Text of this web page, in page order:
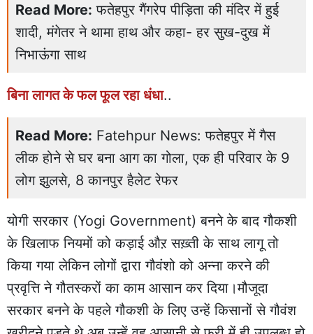
Read More: फतेहपुर गैंगरेप पीड़िता की मंदिर में हुई
शादी, मंगेतर ने थामा हाथ और कहा- हर सुख-दुख में
निभाऊंगा साथ
बिना लागत के फल फूल रहा धंधा..
Read More: Fatehpur News: फतेहपुर में गैस
लीक होने से घर बना आग का गोला, एक ही परिवार के 9
लोग झुलसे, 8 कानपुर हैलेट रेफर
योगी सरकार (Yogi Government) बनने के बाद गौकशी
के खिलाफ नियमों को कड़ाई औऱ सख़्ती के साथ लागू तो
किया गया लेकिन लोगों द्वारा गौवंशो को अन्ना करने की
प्रवृत्ति ने गौतस्करों का काम आसान कर दिया।मौजूदा
सरकार बनने के पहले गौकशी के लिए उन्हें किसानों से गौवंश